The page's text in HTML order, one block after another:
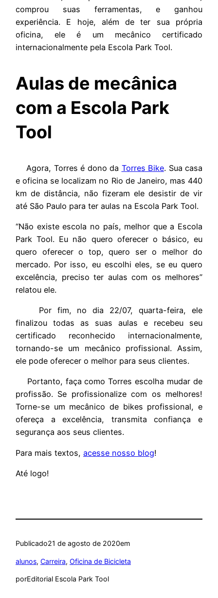
comprou suas ferramentas, e ganhou
experiência. E hoje, além de ter sua própria
oficina, ele é um mecânico certificado
internacionalmente pela Escola Park Tool.
Aulas de mecânica
com a Escola Park
Tool
Agora, Torres é dono da Torres Bike. Sua casa
e oficina se localizam no Rio de Janeiro, mas 440
km de distância, não fizeram ele desistir de vir
até São Paulo para ter aulas na Escola Park Tool.
“Não existe escola no país, melhor que a Escola
Park Tool. Eu não quero oferecer o básico, eu
quero oferecer o top, quero ser o melhor do
mercado. Por isso, eu escolhi eles, se eu quero
excelência, preciso ter aulas com os melhores”
relatou ele.
Por fim, no dia 22/07, quarta-feira, ele
finalizou todas as suas aulas e recebeu seu
certificado reconhecido internacionalmente,
tornando-se um mecânico profissional. Assim,
ele pode oferecer o melhor para seus clientes.
Portanto, faça como Torres escolha mudar de
profissão. Se profissionalize com os melhores!
Torne-se um mecânico de bikes profissional, e
ofereça a excelência, transmita confiança e
segurança aos seus clientes.
Para mais textos, acesse nosso blog!
Até logo!
Publicado21 de agosto de 2020em
alunos, Carreira, Oficina de Bicicleta
porEditorial Escola Park Tool